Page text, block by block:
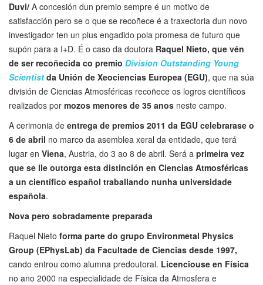
Duvi/ A concesión dun premio sempre é un motivo de
satisfacción pero se o que se recoñece é a traxectoria dun novo
investigador ten un plus engadido pola promesa de futuro que
supón para a I+D. É o caso da doutora Raquel Nieto, que vén
de ser recoñecida co premio Division Outstanding Young
Scientist da Unión de Xeociencias Europea (EGU), que na súa
división de Ciencias Atmosféricas recoñece os logros científicos
realizados por mozos menores de 35 anos neste campo.
A cerimonia de entrega de premios 2011 da EGU celebrarase o
6 de abril no marco da asemblea xeral da entidade, que terá
lugar en Viena, Austria, do 3 ao 8 de abril. Será a primeira vez
que se lle outorga esta distinción en Ciencias Atmosféricas
a un científico español traballando nunha universidade
española.
Nova pero sobradamente preparada
Raquel Nieto forma parte do grupo Environmetal Physics
Group (EPhysLab) da Facultade de Ciencias desde 1997,
cando entrou como alumna predoutoral. Licenciouse en Física
no ano 2000 na especialidade de Física da Atmosfera e